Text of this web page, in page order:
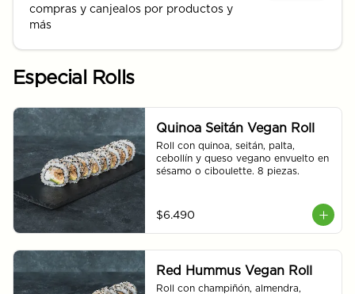
compras y canjealos por productos y
más
Especial Rolls
Quinoa Seitán Vegan Roll
Roll con quinoa, seitán, palta,
cebollín y queso vegano envuelto en
sésamo o ciboulette. 8 piezas.
$6.490
Red Hummus Vegan Roll
Roll con champiñón, almendra,